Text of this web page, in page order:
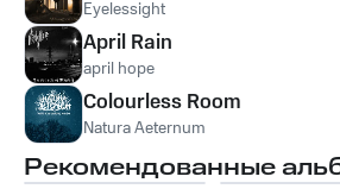
Eyelessight
April Rain
april hope
Colourless Room
Natura Aeternum
Рекомендованные